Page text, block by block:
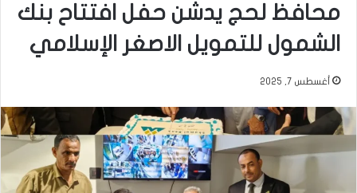
محافظ لحج يدشن حفل افتتاح بنك
الشمول للتمويل الاصغر الإسلامي
أغسطس 7, 2025